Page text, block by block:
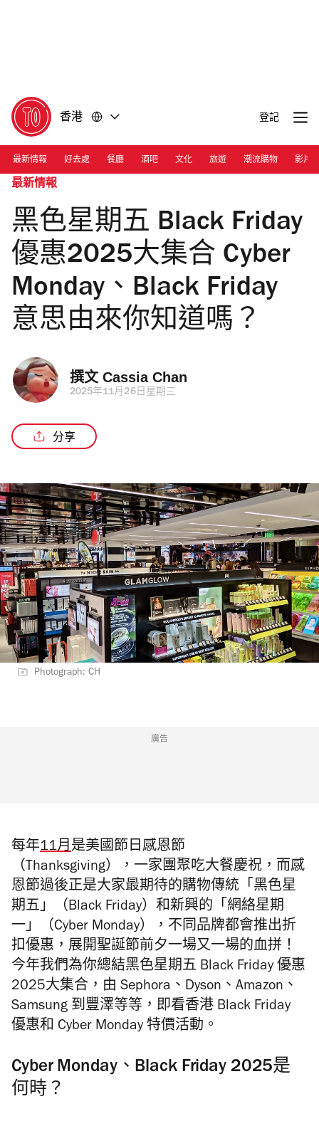
香港 登記
最新情報 好去處 餐廳 酒吧 文化 旅遊 潮流購物 影片
最新情報
黑色星期五 Black Friday
優惠2025大集合 Cyber
Monday、Black Friday
意思由來你知道嗎？
撰文 Cassia Chan
2025年11月26日星期三
分享
Photograph: CH
廣告
每年11月是美國節日感恩節
（Thanksgiving），一家團聚吃大餐慶祝，而感
恩節過後正是大家最期待的購物傳統「黑色星
期五」（Black Friday）和新興的「網絡星期
一」（Cyber Monday），不同品牌都會推出折
扣優惠，展開聖誕節前夕一場又一場的血拼！
今年我們為你總結黑色星期五 Black Friday 優惠
2025大集合，由 Sephora、Dyson、Amazon、
Samsung 到豐澤等等，即看香港 Black Friday
優惠和 Cyber Monday 特價活動。
Cyber Monday、Black Friday 2025是
何時？